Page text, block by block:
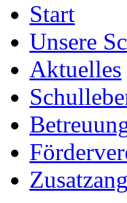
Start
Unsere
Aktuelles